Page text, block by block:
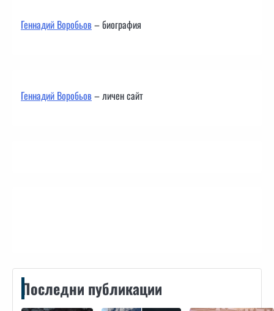
Геннадий Воробьов– биография
Геннадий Воробьов– личен сайт
Последни публикации